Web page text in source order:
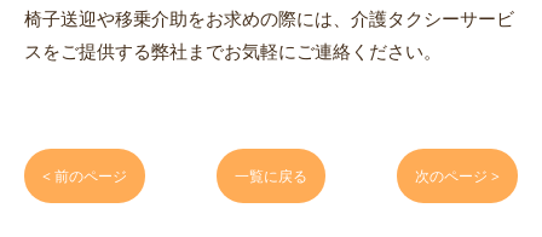
椅子送迎や移乗介助をお求めの際には、介護タクシーサービ
スをご提供する弊社までお気軽にご連絡ください。
< 前のページ 一覧に戻る 次のページ >